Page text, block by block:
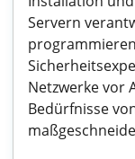
Servern
Netzwerke vor
Bedürfnisse